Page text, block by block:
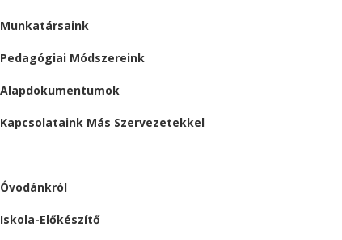
Munkatársaink
Pedagógiai Módszereink
Alapdokumentumok
Kapcsolataink Más Szervezetekkel
Óvodánkról
Iskola-Előkészítő